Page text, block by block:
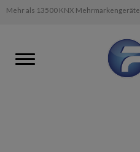
Mehr als 13500 KNX Mehrmarkengeräte